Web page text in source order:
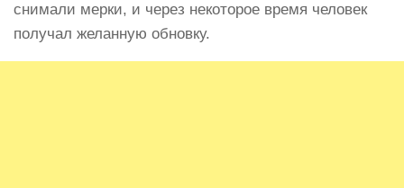
снимали мерки, и через некоторое время человек
получал желанную обновку.